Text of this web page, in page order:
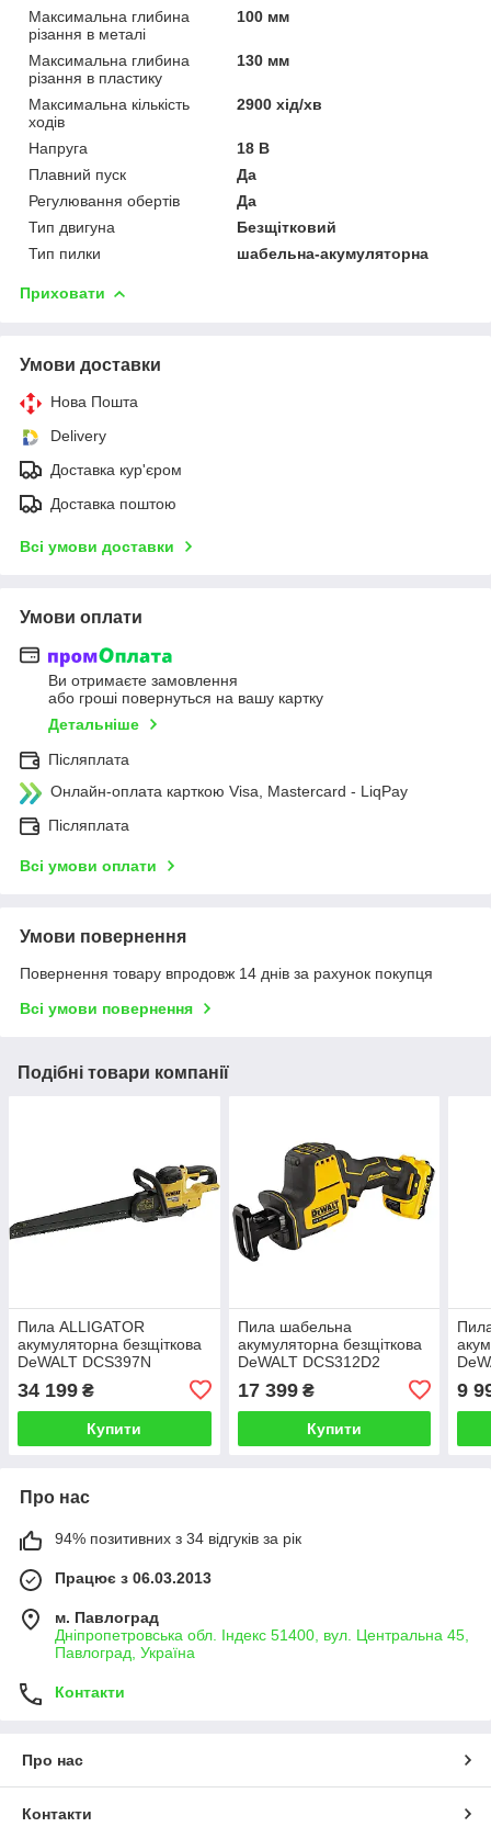
Максимальна глибина
різання в металі
100 мм
Максимальна глибина
різання в пластику
130 мм
Максимальна кількість
ходів
2900 хід/хв
Напруга
18 В
Плавний пуск
Да
Регулювання обертів
Да
Тип двигуна
Безщітковий
Тип пилки
шабельна-акумуляторна
Приховати
Умови доставки
Нова Пошта
Delivery
Доставка кур'єром
Доставка поштою
Всі умови доставки
Умови оплати
Ви отримаєте замовлення
або гроші повернуться на вашу картку
Детальніше
Післяплата
Онлайн-оплата карткою Visa, Mastercard - LiqPay
Післяплата
Всі умови оплати
Умови повернення
Повернення товару впродовж 14 днів за рахунок покупця
Всі умови повернення
Подібні товари компанії
Пила ALLIGATOR
акумуляторна безщіткова
DeWALT DCS397N
34 199 ₴
Купити
Пила шабельна
акумуляторна безщіткова
DeWALT DCS312D2
17 399₴
Купити
9
Про нас
94% позитивних з 34 відгуків за рік
Працює з 06.03.2013
м. Павлоград
Дніпропетровська обл. Індекс 51400, вул. Центральна 45,
Павлоград, Україна
Контакти
Про нас
Контакти